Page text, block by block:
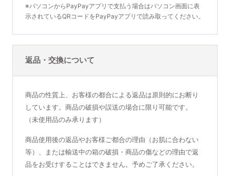
※パソコンからPayPayアプリで支払う場合はパソコン画面に表
示されているQRコードをPayPayアプリで読み取ってください。
返品・交換について
商品の性質上、お客様の都合による返品は原則的にお断り
しています。商品の破損や誤送の場合に限り可能です。
（未使用品のみ承ります）
商品使用後の返品やお客様ご都合の理由（お肌に合わない
等）、または輸送中の箱の破損・商品の傷などの理由で返
品をお受けすることはできません。予めご了承ください。